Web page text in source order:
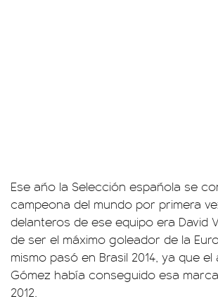
Ese año la Selección española se
campeona del mundo por primera
delanteros de ese equipo era David
de ser el máximo goleador de la
mismo pasó en Brasil 2014, ya que
Gómez había conseguido esa
2012.